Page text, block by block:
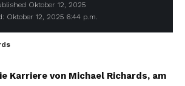
Oktober 12, 2025 6:44 p.m.
Oktober 12, 2025
Karriere von Michael Richards, am